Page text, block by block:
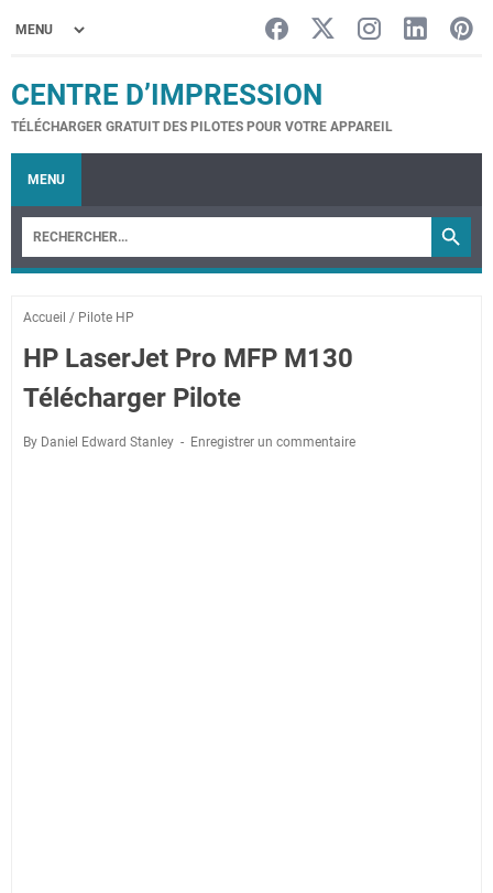
CENTRE D’IMPRESSION
TÉLÉCHARGER GRATUIT DES PILOTES POUR VOTRE APPAREIL
MENU
Accueil / Pilote HP
HP LaserJet Pro MFP M130
Télécharger Pilote
By Daniel Edward Stanley Enregistrer un commentaire